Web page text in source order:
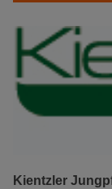
Kientzler